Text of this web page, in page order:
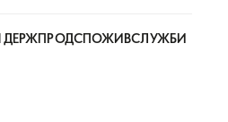
ДЕРЖПРОДСПОЖИВСЛУЖБИ